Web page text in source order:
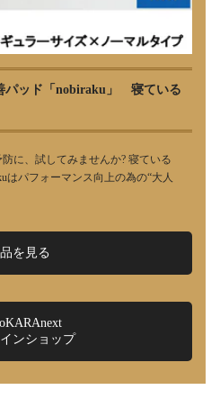
パッド「nobiraku」 寝ている
に、試してみませんか? 寝ている
はパフォーマンス向上の為の“大人
を見る
ンショップ